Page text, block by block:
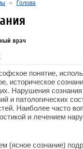
» Голова
врач
понятие,
историческое
Нарушения
и патологических
Наиболее часто
и лечением
(ясное сознание)